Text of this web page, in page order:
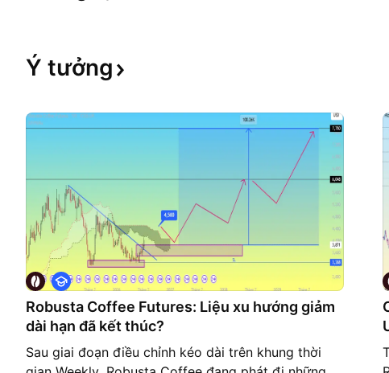
Ý tưởng
Robusta Coffee Futures: Liệu xu hướng giảm
dài hạn đã kết thúc?
Sau giai đoạn điều chỉnh kéo dài trên khung thời
Đ
à
o
t
ạ